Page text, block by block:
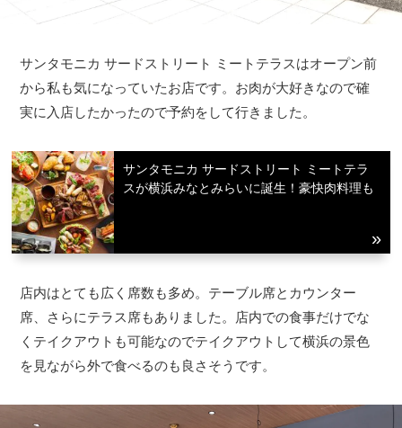
サンタモニカ サードストリート ミートテラスはオープン前
から私も気になっていたお店です。お肉が大好きなので確
実に入店したかったので予約をして行きました。
サンタモニカ サードストリート ミートテラ
スが横浜みなとみらいに誕生！豪快肉料理も
店内はとても広く席数も多め。テーブル席とカウンター
席、さらにテラス席もありました。店内での食事だけでな
くテイクアウトも可能なのでテイクアウトして横浜の景色
を見ながら外で食べるのも良さそうです。